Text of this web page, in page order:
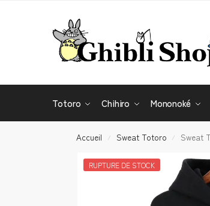
Totoro Chihiro Mononoké
Accueil / Sweat Totoro / Sweat
RUPTURE DE STOCK